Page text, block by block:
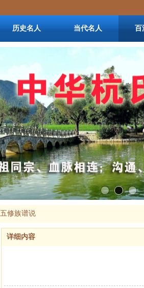
历史名人 当代名人 百
五修族谱说
详细内容